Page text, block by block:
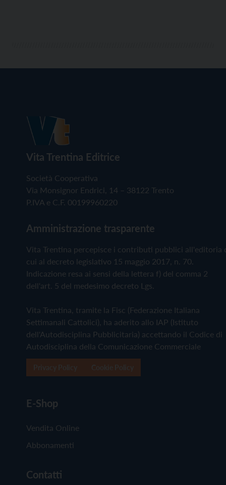
Vita Trentina Editrice
Società Cooperativa
Via Monsignor Endrici, 14 – 38122 Trento
P.IVA e C.F. 00199960220
Amministrazione trasparente
Vita Trentina percepisce i contributi pubblici all'editoria
cui al decreto legislativo 15 maggio 2017, n. 70.
Indicazione resa ai sensi della lettera f) del comma 2
dell'art. 5 del medesimo decreto Lgs.
Vita Trentina, tramite la Fisc (Federazione Italiana
Settimanali Cattolici), ha aderito allo IAP (Istituto
dell'Autodisciplina Pubblicitaria) accettando il Codice di
Autodisciplina della Comunicazione Commerciale
E-Shop
Vendita Online
Abbonamenti
Contatti